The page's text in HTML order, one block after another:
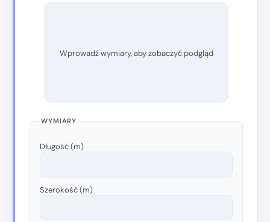
Wprowadź wymiary, aby zobaczyć podgląd
WYMIARY
Długość (m)
Szerokość (m)